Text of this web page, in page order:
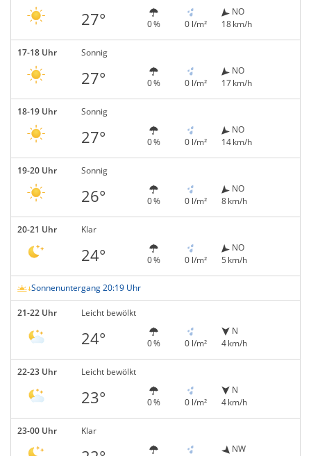
27° 0 % 0 l/m²
NO
18 km/h
17-18 Uhr Sonnig
27° 0 % 0 l/m²
NO
17 km/h
18-19 Uhr Sonnig
27° 0 % 0 l/m²
NO
14 km/h
19-20 Uhr Sonnig
26° 0 % 0 l/m²
NO
8 km/h
20-21 Uhr Klar
24° 0 % 0 l/m²
NO
5 km/h
Sonnenuntergang 20:19 Uhr
21-22 Uhr Leicht bewölkt
24° 0 % 0 l/m²
N
4 km/h
22-23 Uhr Leicht bewölkt
23° 0 % 0 l/m²
N
4 km/h
23-00 Uhr Klar
NW